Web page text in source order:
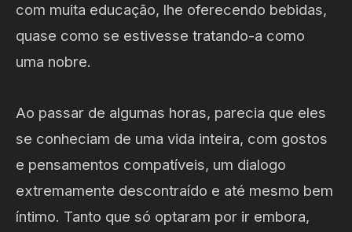
com muita educação, lhe oferecendo bebidas,
quase como se estivesse tratando-a como
uma nobre.
Ao passar de algumas horas, parecia que eles
se conheciam de uma vida inteira, com gostos
e pensamentos compatíveis, um dialogo
extremamente descontraído e até mesmo bem
íntimo. Tanto que só optaram por ir embora,